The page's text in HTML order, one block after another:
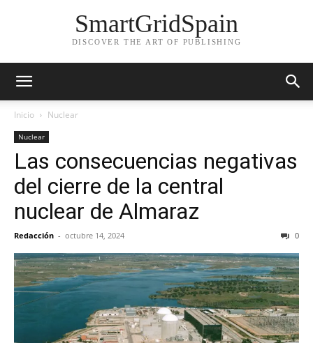
SmartGridSpain
DISCOVER THE ART OF PUBLISHING
Inicio Nuclear
Nuclear
Las consecuencias negativas
del cierre de la central
nuclear de Almaraz
Redacción - octubre 14, 2024 0